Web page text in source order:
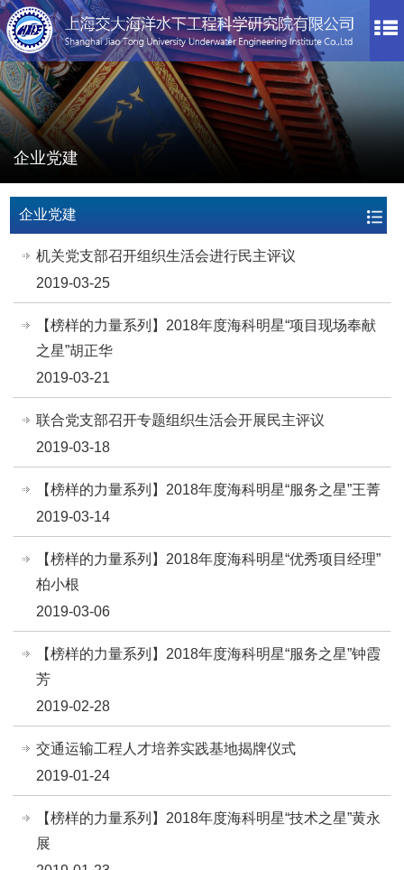
企业党建
企业党建
机关党支部召开组织生活会进行民主评议
2019-03-25
【榜样的力量系列】2018年度海科明星“项目现场奉献
之星”胡正华
2019-03-21
联合党支部召开专题组织生活会开展民主评议
2019-03-18
【榜样的力量系列】2018年度海科明星“服务之星”王菁
2019-03-14
【榜样的力量系列】2018年度海科明星“优秀项目经理”
柏小根
2019-03-06
【榜样的力量系列】2018年度海科明星“服务之星”钟霞
芳
2019-02-28
交通运输工程人才培养实践基地揭牌仪式
2019-01-24
【榜样的力量系列】2018年度海科明星“技术之星”黄永
展